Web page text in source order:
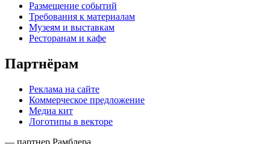
Размещение событий
Требования к материалам
Музеям и выставкам
Ресторанам и кафе
Партнёрам
Реклама на сайте
Коммерческое предложение
Медиа кит
Логотипы в векторе
— партнер Рамблера